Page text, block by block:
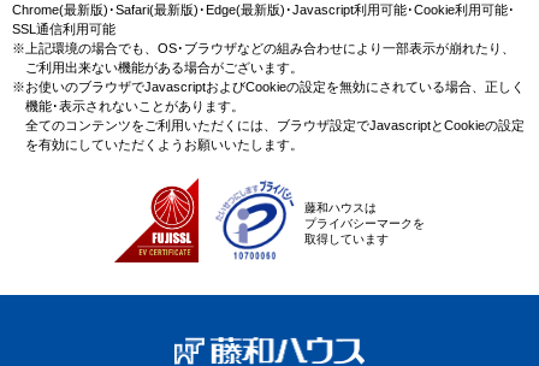
Chrome(最新版)･Safari(最新版)･Edge(最新版)･Javascript利用可能･Cookie利用可能･
SSL通信利用可能
※上記環境の場合でも、OS･ブラウザなどの組み合わせにより一部表示が崩れたり、
ご利用出来ない機能がある場合がございます。
※お使いのブラウザでJavascriptおよびCookieの設定を無効にされている場合、正しく
機能･表示されないことがあります。
全てのコンテンツをご利用いただくには、ブラウザ設定でJavascriptとCookieの設定
を有効にしていただくようお願いいたします。
藤和ハウスは
プライバシーマークを
取得しています